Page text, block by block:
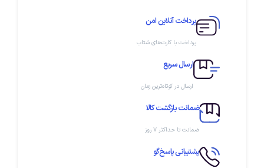
پرداخت آنلاین امن
پرداخت با کارت‌های شتاب
ارسال سریع
ارسال در کوتاه‌ترین زمان
ضمانت بازگشت کالا
ضمانت تا حداکثر ۷ روز
پشتیبانی پاسخ‌گو